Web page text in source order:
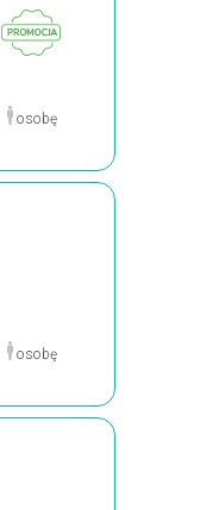
osobę
osobę